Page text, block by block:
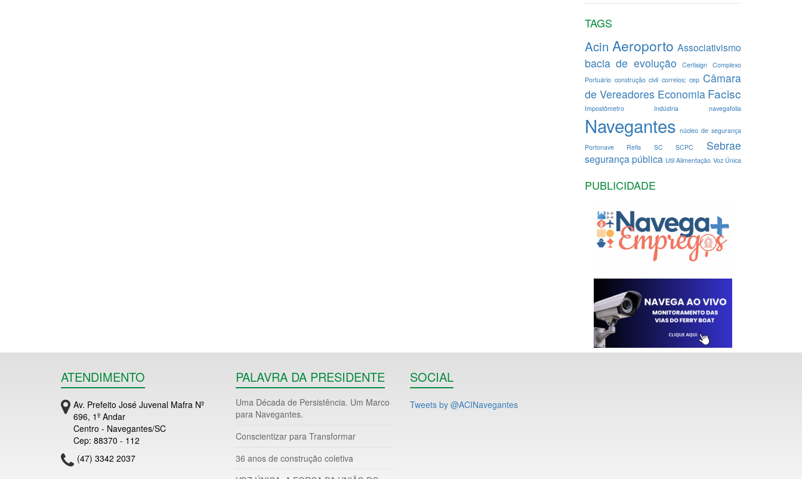
TAGS
Acin Aeroporto Associativismo
bacia de evolução Certisign Complexo
Portuário construção civil correios; cep Câmara
de Vereadores Economia Facisc
Impostômetro Indústria navegafolia
Navegantes núcleo de segurança
Portonave
Refis SC SCPC Sebrae
segurança pública Util Alimentação Voz Única
PUBLICIDADE
ATENDIMENTO
Av. Prefeito José Juvenal Mafra Nº
696, 1º Andar
Centro - Navegantes/SC
Cep: 88370 - 112
(47) 3342 2037
PALAVRA DA PRESIDENTE
Uma Década de Persistência. Um Marco
para Navegantes.
Conscientizar para Transformar
36 anos de construção coletiva
SOCIAL
Tweets by @ACINavegantes